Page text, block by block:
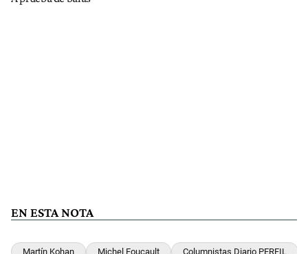
EN ESTA NOTA
Martín Kohan Michel Foucault Columnistas Diario PERFIL